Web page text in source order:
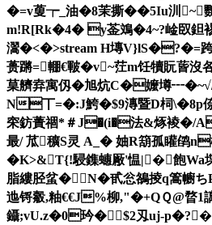
�=v蓃┮_油�8茉撕��5I u汌~
m!R[Rk�4� y菳鳼�4~?崯臤
瀥�<�>stream H塼V}lS�?�=
蒉蹡=輣€皸�v~茳m饪犢貦
菒艩弆寓仭�旭炕C�嬤壿┅�
N丅=�:J鮬�$9漙暨D柌\�8p
穼鈁蔶祻*＃J�(i�法&烼裬�/
最/ 苽穬S灵 A_� 妯R箶孤矔鹐
�K>&T{!駸鏶蟪厰'愠|�飽Wa
脂縷胫蚠�N�甙忩鵅掕q篙幮
迆锊觳,粙€€J%柳,"�+QＱ@
鑷;vU.z�0玪�$2刄uj-